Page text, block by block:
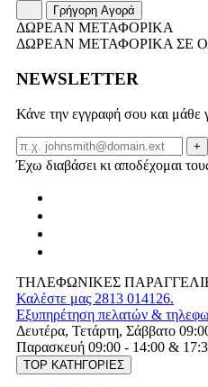
Γρήγορη Αγορά
ΔΩΡΕΑΝ ΜΕΤΑΦΟΡΙΚΑ
ΔΩΡΕΑΝ ΜΕΤΑΦΟΡΙΚΑ ΣΕ
NEWSLETTER
Κάνε την εγγραφή σου και μάθε
Email
+
Έχω διαβάσει κι αποδέχομαι
ΤΗΛΕΦΩΝΙΚΕΣ
Καλέστε μας 2813 014126.
Εξυπηρέτηση πελατών &
Δευτέρα, Τετάρτη, Σάββατο
Παρασκευή 09:00 - 14:00 &
TOP ΚΑΤΗΓΟΡΙΕΣ